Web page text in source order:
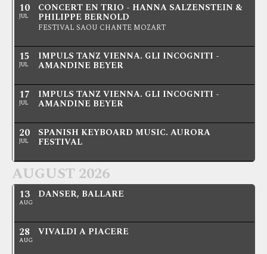
10
JUL
CONCERT EN TRIO - HANNA SALZENSTEIN &
PHILIPPE BERNOLD
FESTIVAL SAOU CHANTE MOZART
15
JUL
IMPULS TANZ VIENNA. GLI INCOGNITI -
AMANDINE BEYER
17
JUL
IMPULS TANZ VIENNA. GLI INCOGNITI -
AMANDINE BEYER
20
JUL
SPANISH KEYBOARD MUSIC. AURORA
FESTIVAL
AUGUST 2026
13
AUG
DANSER, BALLARE
28
AUG
VIVALDI A PIACERE